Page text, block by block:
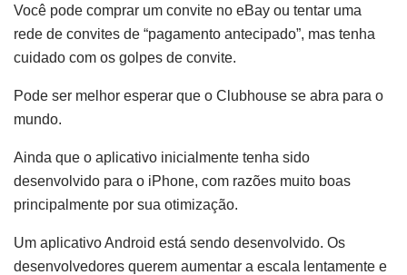
Você pode comprar um convite no eBay ou tentar uma
rede de convites de “pagamento antecipado”, mas tenha
cuidado com os golpes de convite.
Pode ser melhor esperar que o Clubhouse se abra para o
mundo.
Ainda que o aplicativo inicialmente tenha sido
desenvolvido para o iPhone, com razões muito boas
principalmente por sua otimização.
Um aplicativo Android está sendo desenvolvido. Os
desenvolvedores querem aumentar a escala lentamente e